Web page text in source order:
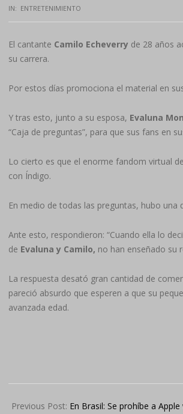
IN: ENTRETENIMIENTO
El cantante Camilo Echeverry de 28 años
su carrera.
Por estos días promociona el material en
Y tras esto, junto a su esposa, Evaluna
“Caja de preguntas”, para que sus fans en
Lo cierto es que el enorme fandom virtual
con Índigo.
En medio de todas las preguntas, hubo una
Ante esto, respondieron: “Cuando ella lo
de Evaluna y Camilo, no han enseñado su
La respuesta desató gran cantidad de
pareció absurdo que esperen a que su
avanzada edad.
09-
Previous Post: En Brasil: Se prohíbe a